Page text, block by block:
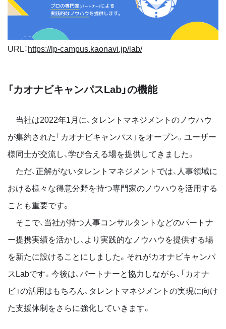
URL：https://lp-campus.kaonavi.jp/lab/
「カオナビキャンパスLab」の機能
当社は2022年1月に、タレントマネジメントのノウハウ
が集約された「カオナビキャンパス」をオープン。ユーザー
様同士が交流し、学び合える場を提供してきました。
ただ、正解がないタレントマネジメントでは、人事領域に
おける様々な得意分野を持つ専門家のノウハウを活用する
ことも重要です。
そこで、当社が持つ人事コンサルタントなどのパートナ
ー提携実績を活かし、より実践的なノウハウを提供する場
を新たに設けることにしました。それがカオナビキャンパ
スLabです。今後は、パートナーと協力しながら、「カオナ
ビ」の活用はもちろん、タレントマネジメントの実現に向け
た支援体制をさらに強化していきます。